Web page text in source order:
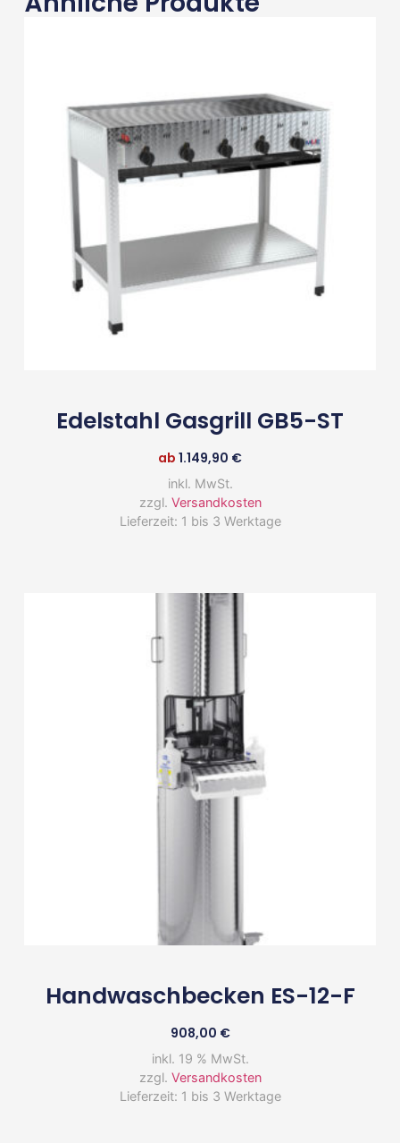
Edelstahl Gasgrill GB5-ST
ab 1.149,90 €
inkl. MwSt.
zzgl. Versandkosten
Lieferzeit: 1 bis 3 Werktage
Handwaschbecken ES-12-F
908,00 €
inkl. 19 % MwSt.
zzgl. Versandkosten
Lieferzeit: 1 bis 3 Werktage